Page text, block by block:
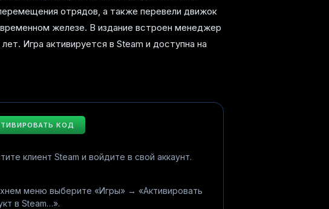
отрядов, а также перевели движок
железе. В издание встроен менеджер
Игра активируется в Steam и доступна на
КОД
клиент Steam и войдите в свой аккаунт.
меню выберите «Игры» → «Активировать
в Steam…».